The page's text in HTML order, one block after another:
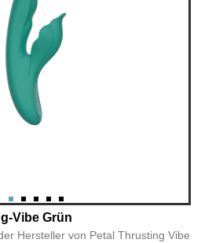
Vibe Grün
Hersteller von Petal Thrusting Vibe